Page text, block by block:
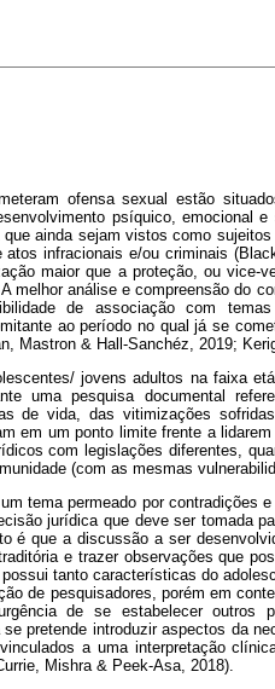
ofensa sexual estão
psíquico, emocional e
ainda sejam vistos como
infracionais e/ou criminais
maior que a proteção, ou vice-
melhor análise e compreensão do
de associação com
ao período no qual já se
Mastron & Hall-Sanchéz, 2019;
jovens adultos na faixa
uma pesquisa documental
de vida, das vitimizações
em um ponto limite frente a
com legislações diferentes,
(com as mesmas
tema permeado por contradições
jurídica que deve ser tomada
é que a discussão a ser
e trazer observações que
tanto características do
de pesquisadores, porém em
de se estabelecer outros
pretende introduzir aspectos da
a uma interpretação
Mishra & Peek-Asa, 2018).